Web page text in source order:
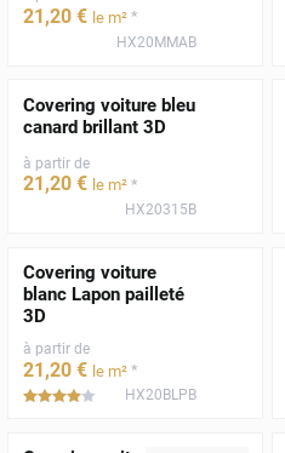
21,20 € le m² *
HX20MMAB
Covering voiture bleu
canard brillant 3D
à partir de
21,20 € le m² *
HX20315B
Covering voiture
blanc Lapon pailleté
3D
à partir de
21,20 € le m² *
***** HX20BLPB